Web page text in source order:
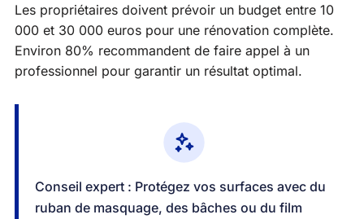
Les propriétaires doivent prévoir un budget entre 10
000 et 30 000 euros pour une rénovation complète.
Environ 80% recommandent de faire appel à un
professionnel pour garantir un résultat optimal.
Conseil expert : Protégez vos surfaces avec du
ruban de masquage, des bâches ou du film